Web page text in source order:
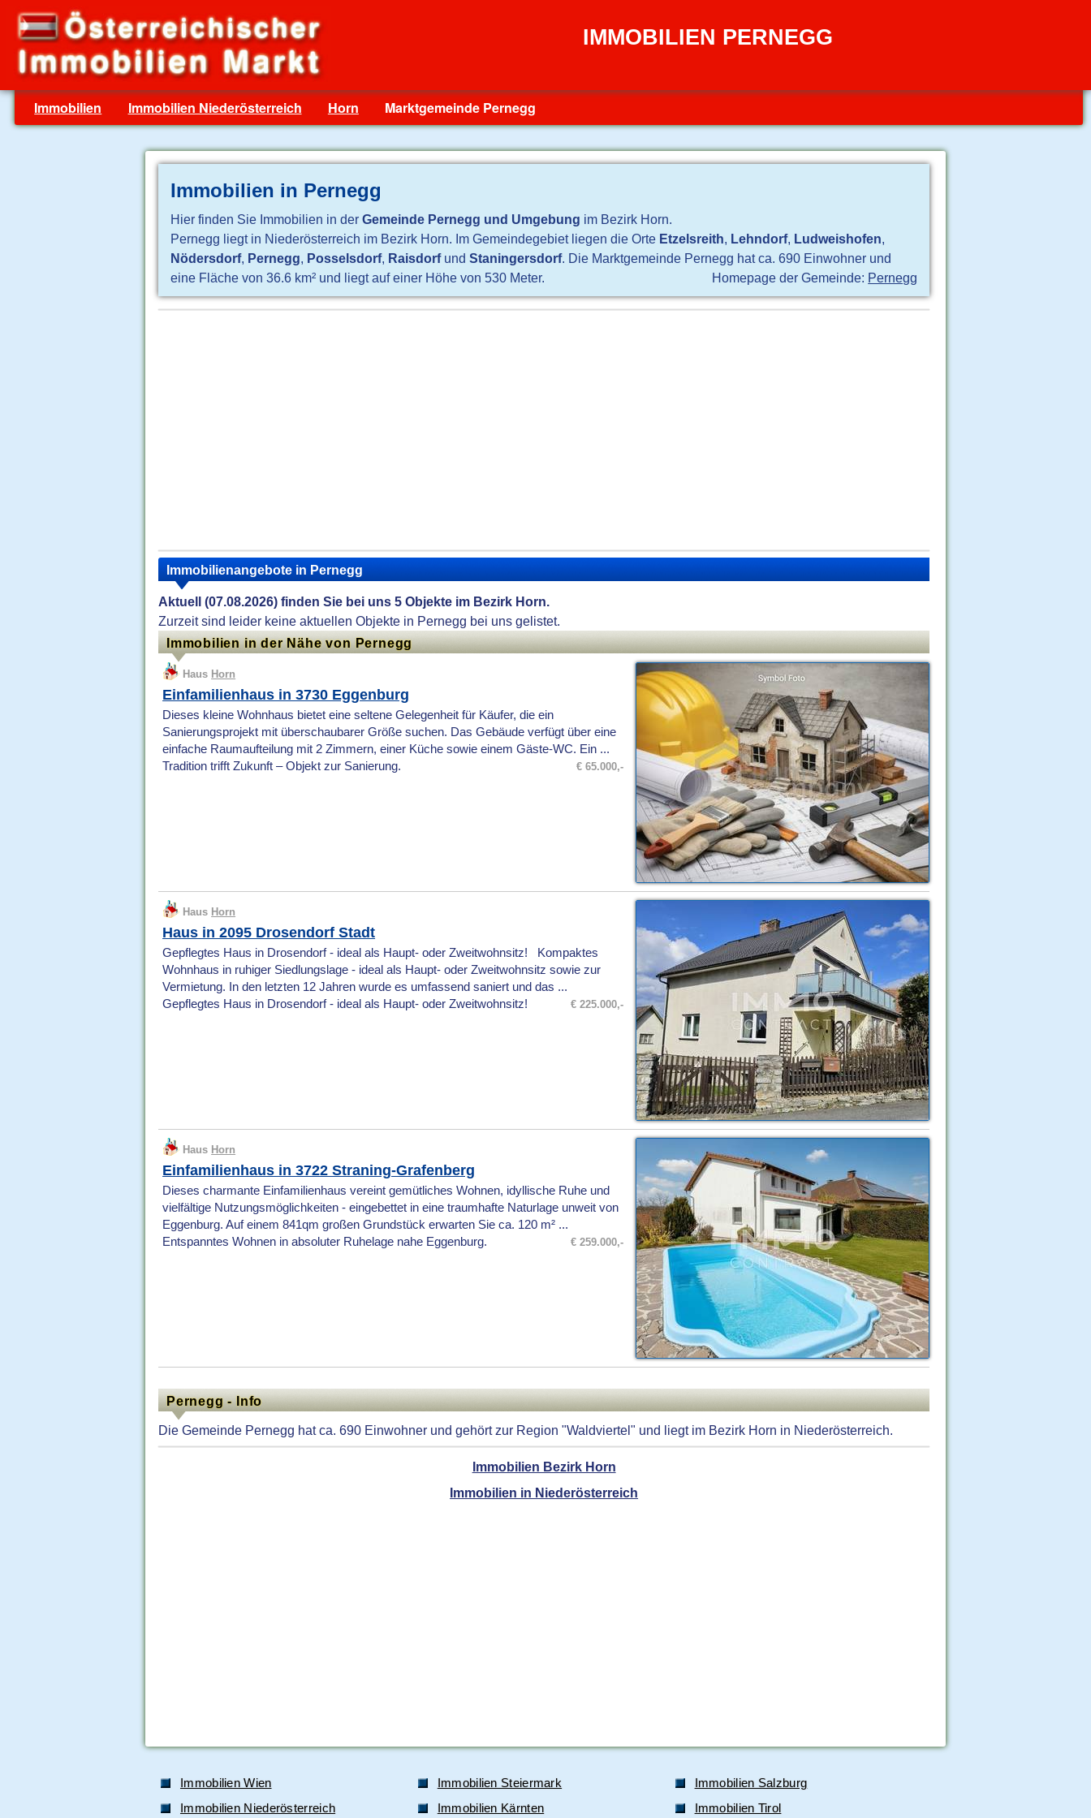
IMMOBILIEN PERNEGG
Immobilien Immobilien Niederösterreich Horn Marktgemeinde Pernegg
Immobilien in Pernegg
Hier finden Sie Immobilien in der Gemeinde Pernegg und Umgebung im Bezirk Horn.
Pernegg liegt in Niederösterreich im Bezirk Horn. Im Gemeindegebiet liegen die Orte Etzelsreith, Lehndorf, Ludweishofen,
Nödersdorf, Pernegg, Posselsdorf, Raisdorfund Staningersdorf. Die Marktgemeinde Pernegg hat ca. 690 Einwohner und
eine Fläche von 36.6 km² und liegt auf einer Höhe von 530 Meter.
Homepage der Gemeinde: Pernegg
Immobilienangebote in Pernegg
Aktuell (07.08.2026) finden Sie bei uns 5 Objekte im Bezirk Horn.
Zurzeit sind leider keine aktuellen Objekte in Pernegg bei uns gelistet.
Immobilien in der Nähe von Pernegg
Haus Horn
Einfamilienhaus in 3730 Eggenburg
Dieses kleine Wohnhaus bietet eine seltene Gelegenheit für Käufer, die ein
Sanierungsprojekt mit überschaubarer Größe suchen. Das Gebäude verfügt über eine
einfache Raumaufteilung mit 2 Zimmern, einer Küche sowie einem Gäste‑WC. Ein ...
Tradition trifft Zukunft – Objekt zur Sanierung.
€ 65.000,-
Haus Horn
Haus in 2095 Drosendorf Stadt
Gepflegtes Haus in Drosendorf - ideal als Haupt- oder Zweitwohnsitz! Kompaktes
Wohnhaus in ruhiger Siedlungslage - ideal als Haupt- oder Zweitwohnsitz sowie zur
Vermietung. In den letzten 12 Jahren wurde es umfassend saniert und das ...
Gepflegtes Haus in Drosendorf - ideal als Haupt- oder Zweitwohnsitz!
€ 225.000,-
Haus Horn
Einfamilienhaus in 3722 Straning-Grafenberg
Dieses charmante Einfamilienhaus vereint gemütliches Wohnen, idyllische Ruhe und
vielfältige Nutzungsmöglichkeiten - eingebettet in eine traumhafte Naturlage unweit von
Eggenburg. Auf einem 841qm großen Grundstück erwarten Sie ca. 120 m² ...
Entspanntes Wohnen in absoluter Ruhelage nahe Eggenburg.
€ 259.000,-
Pernegg - Info
Die Gemeinde Pernegg hat ca. 690 Einwohner und gehört zur Region "Waldviertel" und liegt im Bezirk Horn in Niederösterreich.
Immobilien Bezirk Horn
Immobilien in Niederösterreich
Immobilien Wien
Immobilien Niederösterreich
Immobilien Steiermark
Immobilien Kärnten
Immobilien Salzburg
Immobilien Tirol